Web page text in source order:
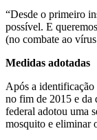
“Desde o primeiro
possível. E
(no combate ao
Medidas adotadas
Após a identificação
no fim de 2015 e da
federal adotou uma
mosquito e eliminar